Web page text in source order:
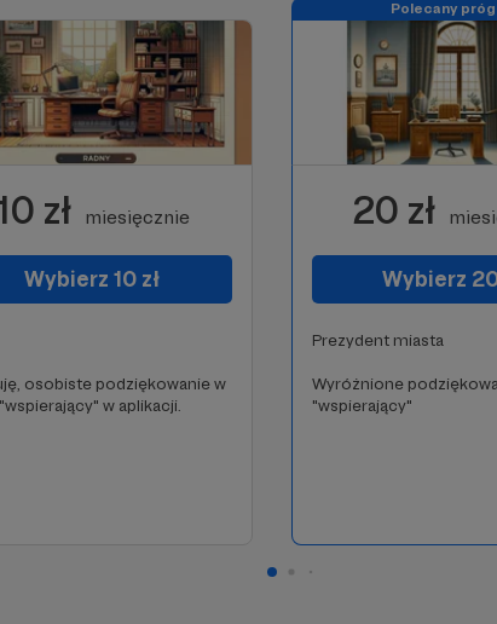
zł miesięcznie
Wybierz 10 zł
osobiste podziękowanie w
w aplikacji.
Polecany próg
20 zł
Wybierz
Prezydent miasta
Wyróżnione
"wspierający"